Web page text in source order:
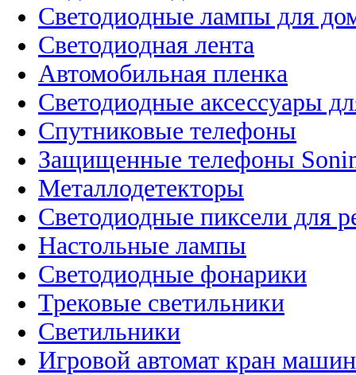
Светодиодные лампы для
Светодиодная лента
Автомобильная пленка
Светодиодные аксессуары
Спутниковые телефоны
Защищенные телефоны
Металлодетекторы
Светодиодные пиксели для
Настольные лампы
Светодиодные фонарики
Трековые светильники
Светильники
Игровой автомат кран